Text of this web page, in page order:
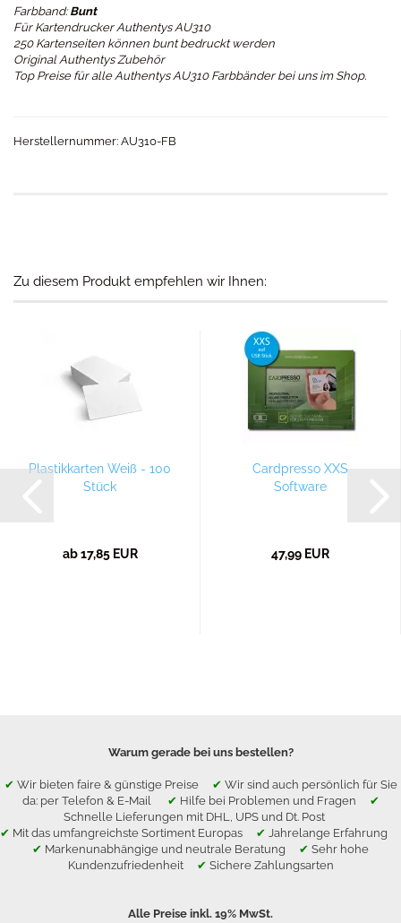
Farbband:Bunt
Für Kartendrucker Authentys AU310
250 Kartenseiten können bunt bedruckt werden
Original Authentys Zubehör
Top Preise für alle Authentys AU310 Farbbänder bei uns im Shop.
Herstellernummer: AU310-FB
Zu diesem Produkt empfehlen wir Ihnen:
Plastikkarten Weiß - 100
Stück
ab 17,85 EUR
Cardpresso XXS
Software
47,99 EUR
Warum gerade bei uns bestellen?
✔ Wir bieten faire & günstige Preise ✔ Wir sind auch persönlich für Sie
da: per Telefon & E-Mail ✔ Hilfe bei Problemen und Fragen ✔
Schnelle Lieferungen mit DHL, UPS und Dt. Post
✔ Mit das umfangreichste Sortiment Europas ✔ Jahrelange Erfahrung
✔ Markenunabhängige und neutrale Beratung ✔ Sehr hohe
Kundenzufriedenheit ✔ Sichere Zahlungsarten
Alle Preise inkl. 19% MwSt.